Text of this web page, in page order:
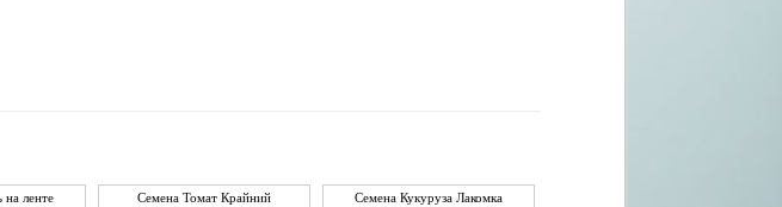
ленте
Семена Томат Крайний
Семена Кукуруза Лакомка